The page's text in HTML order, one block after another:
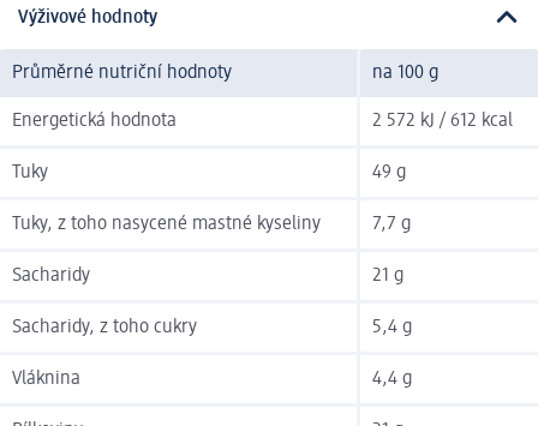
Výživové hodnoty
Průměrné nutriční hodnoty na 100 g
Energetická hodnota 2 572 kJ / 612 kcal
Tuky 49 g
Tuky, z toho nasycené mastné kyseliny 7,7 g
Sacharidy 21 g
Sacharidy, z toho cukry 5,4 g
Vláknina 4,4 g